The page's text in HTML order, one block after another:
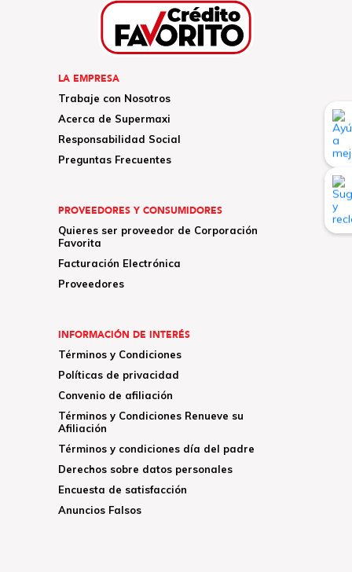
LA EMPRESA
Trabaje con Nosotros
Acerca de Supermaxi
Responsabilidad Social
Preguntas Frecuentes
PROVEEDORES Y CONSUMIDORES
Quieres ser proveedor de Corporación
Favorita
Facturación Electrónica
Proveedores
INFORMACIÓN DE INTERÉS
Términos y Condiciones
Políticas de privacidad
Convenio de afiliación
Términos y Condiciones Renueve su
Afiliación
Términos y condiciones día del padre
Derechos sobre datos personales
Encuesta de satisfacción
Anuncios Falsos